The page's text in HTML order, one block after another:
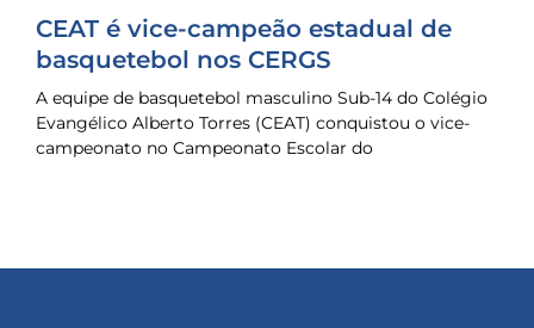
CEAT é vice-campeão estadual de
basquetebol nos CERGS
A equipe de basquetebol masculino Sub-14 do Colégio
Evangélico Alberto Torres (CEAT) conquistou o vice-
campeonato no Campeonato Escolar do